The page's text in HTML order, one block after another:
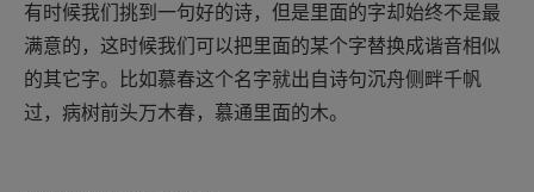
有时候我们挑到一句好的诗，但是里面的字却始终不是最
满意的，这时候我们可以把里面的某个字替换成谐音相似
的其它字。比如慕春这个名字就出自诗句沉舟侧畔千帆
过，病树前头万木春，慕通里面的木。